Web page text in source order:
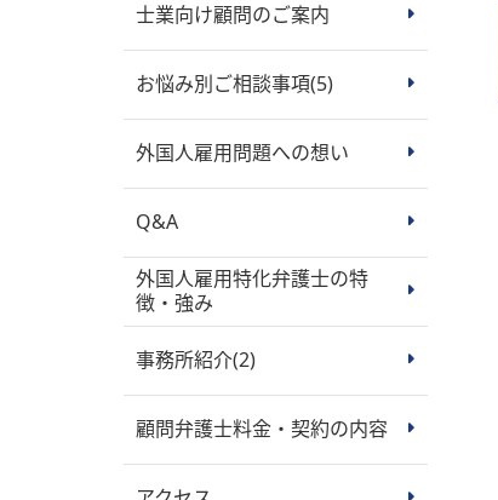
士業向け顧問のご案内
お悩み別ご相談事項(5)
外国人雇用問題への想い
Q&A
外国人雇用特化弁護士の特
徴・強み
事務所紹介(2)
顧問弁護士料金・契約の内容